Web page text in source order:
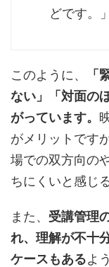
どです。
このように、
「
ない」「対面の
がっています。
がメリットです
場での双方向の
ちにくいと感じ
また、 受講管理
れ、理解が不十
ケースもあるよ